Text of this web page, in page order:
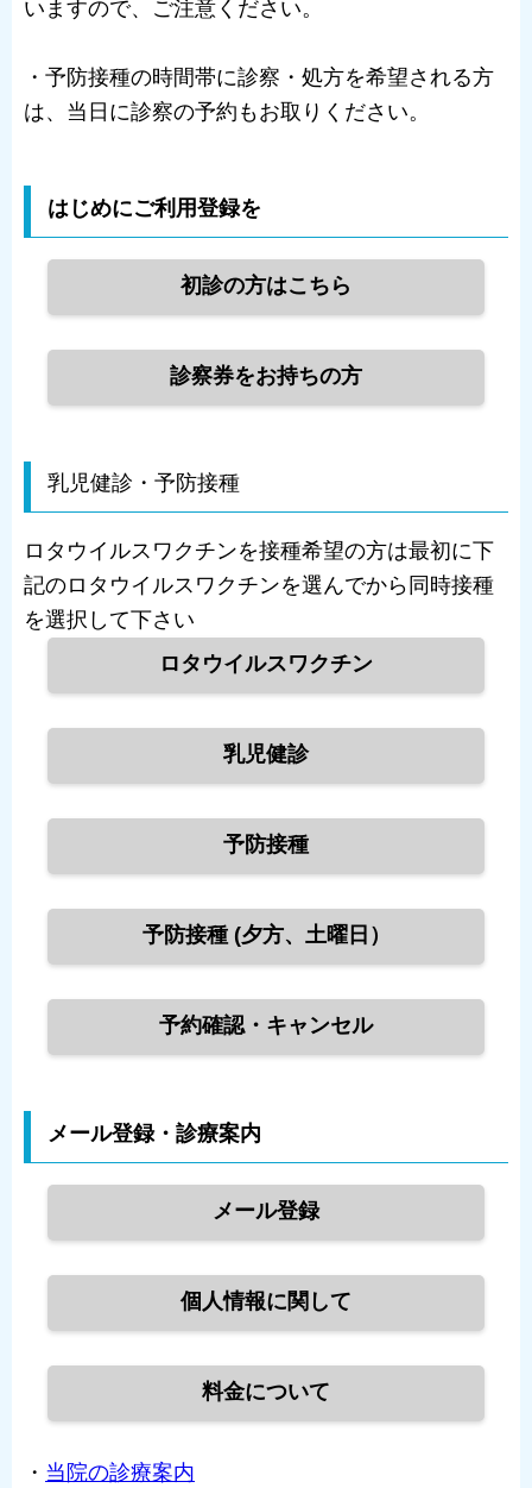
いますので、ご注意ください。
・予防接種の時間帯に診察・処方を希望される方
は、当日に診察の予約もお取りください。
はじめにご利用登録を
初診の方はこちら
診察券をお持ちの方
乳児健診・予防接種
ロタウイルスワクチンを接種希望の方は最初に下
記のロタウイルスワクチンを選んでから同時接種
を選択して下さい
ロタウイルスワクチン
乳児健診
予防接種
予防接種 (夕方、土曜日）
予約確認・キャンセル
メール登録・診療案内
メール登録
個人情報に関して
料金について
・ 当院の診療案内